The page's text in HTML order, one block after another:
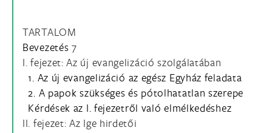
TARTALOM
Bevezetés 7
I. fejezet: Az új evangelizáció szolgálatában
1. Az új evangelizáció az egész Egyház feladata
2. A papok szükséges és pótolhatatlan szerepe
Kérdések az I. fejezetről való elmélkedéshez
II. fejezet: Az Ige hirdetői